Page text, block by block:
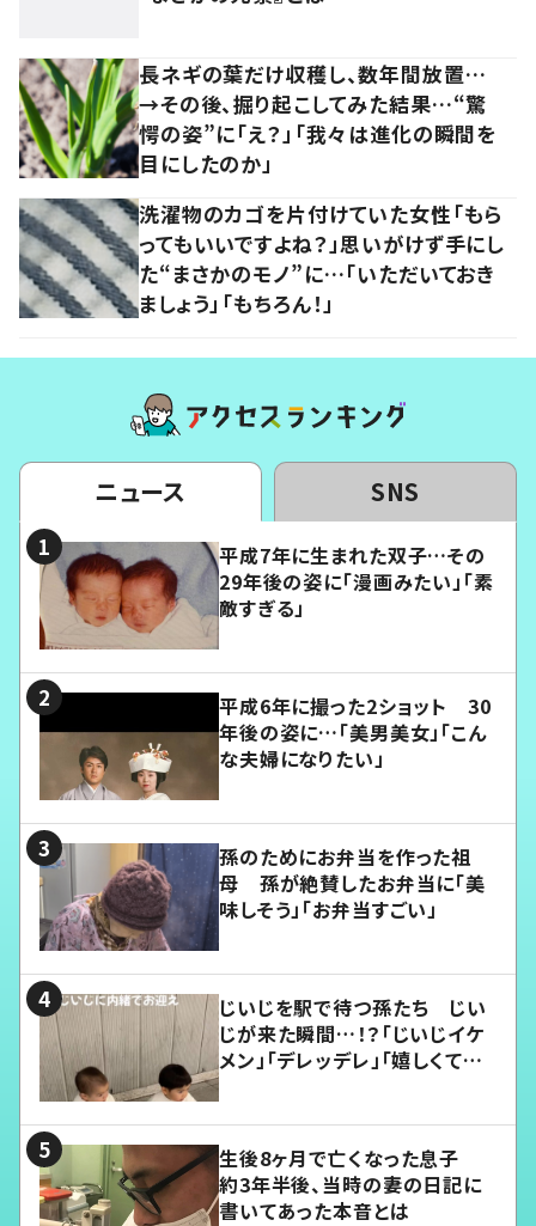
長ネギの葉だけ収穫し、数年間放置…
→その後、掘り起こしてみた結果…“驚
愕の姿”に「え？」「我々は進化の瞬間を
目にしたのか」
洗濯物のカゴを片付けていた女性「もら
ってもいいですよね？」思いがけず手にし
た“まさかのモノ”に…「いただいておき
ましょう」「もちろん！」
ニュース SNS
平成7年に生まれた双子…その
29年後の姿に「漫画みたい」「素
敵すぎる」
平成6年に撮った2ショット 30
年後の姿に…「美男美女」「こん
な夫婦になりたい」
孫のためにお弁当を作った祖
母 孫が絶賛したお弁当に「美
味しそう」「お弁当すごい」
じいじを駅で待つ孫たち じい
じが来た瞬間…！？「じいじイケ
メン」「デレッデレ」「嬉しくて可
生後8ヶ月で亡くなった息子
約3年半後、当時の妻の日記に
書いてあった本音とは